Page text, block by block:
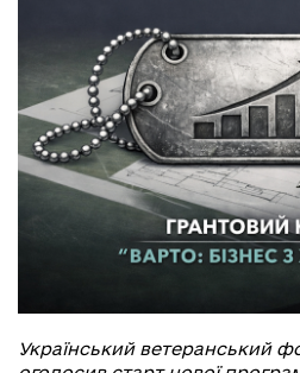
Український ветеранський